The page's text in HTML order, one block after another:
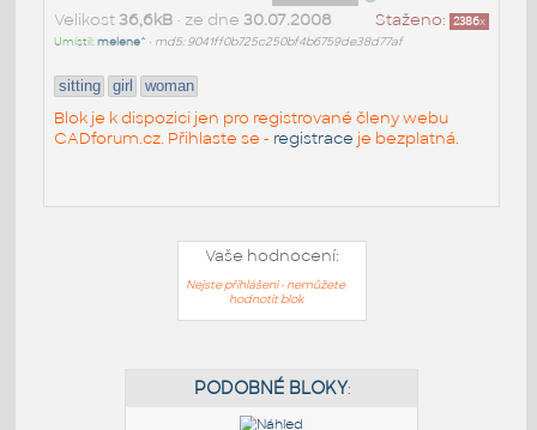
Staženo: 2386x
Velikost36,6kB• ze dne 30.07.2008
Umístil:melene^ • md5: 9041ff0b725c250bf4b6759de38d77af
sitting girl woman
Blok je k dispozici jen pro registrované členy webu
CADforum.cz. Přihlaste se - registrace je bezplatná.
Vaše hodnocení:
Nejste přihlášeni - nemůžete
hodnotit blok